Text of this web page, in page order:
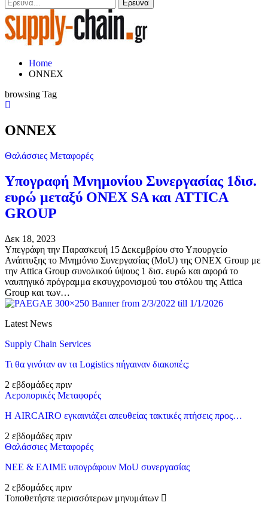
Home
ONNEX
browsing Tag
ONNEX
Θαλάσσιες Μεταφορές
Υπογραφή Μνημονίου Συνεργασίας 1δισ.
ευρώ μεταξύ ONEX SA και ATTICA
GROUP
Δεκ 18, 2023
Υπεγράφη την Παρασκευή 15 Δεκεμβρίου στο Υπουργείο
Ανάπτυξης το Μνημόνιο Συνεργασίας (MoU) της ΟΝΕΧ Group με
την Attica Group συνολικού ύψους 1 δισ. ευρώ και αφορά το
ναυπηγικό πρόγραμμα εκσυγχρονισμού του στόλου της Attica
Group και των…
Latest News
Supply Chain Services
Τι θα γινόταν αν τα Logistics πήγαιναν διακοπές;
2 εβδομάδες πριν
Αεροπορικές Μεταφορές
Η AIRCAIRO εγκαινιάζει απευθείας τακτικές πτήσεις προς…
2 εβδομάδες πριν
Θαλάσσιες Μεταφορές
ΝΕΕ & ΕΛΙΜΕ υπογράφουν MoU συνεργασίας
2 εβδομάδες πριν
Τοποθετήστε περισσότερων μηνυμάτων